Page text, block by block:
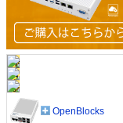
OpenBlocks